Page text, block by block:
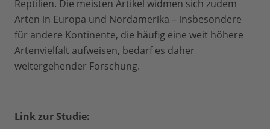
Reptilien. Die meisten Artikel widmen sich zudem
Arten in Europa und Nordamerika – insbesondere
für andere Kontinente, die häufig eine weit höhere
Artenvielfalt aufweisen, bedarf es daher
weitergehender Forschung.
Link zur Studie: